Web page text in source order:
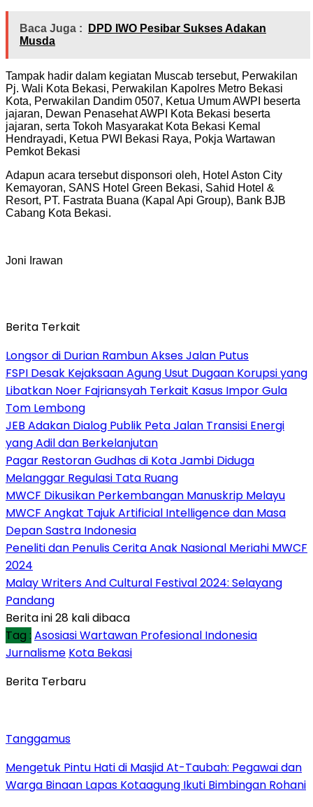
Baca Juga :
DPD IWO Pesibar Sukses Adakan
Musda
Tampak hadir dalam kegiatan Muscab tersebut, Perwakilan
Pj. Wali Kota Bekasi, Perwakilan Kapolres Metro Bekasi
Kota, Perwakilan Dandim 0507, Ketua Umum AWPI beserta
jajaran, Dewan Penasehat AWPI Kota Bekasi beserta
jajaran, serta Tokoh Masyarakat Kota Bekasi Kemal
Hendrayadi, Ketua PWI Bekasi Raya, Pokja Wartawan
Pemkot Bekasi
Adapun acara tersebut disponsori oleh, Hotel Aston City
Kemayoran, SANS Hotel Green Bekasi, Sahid Hotel &
Resort, PT. Fastrata Buana (Kapal Api Group), Bank BJB
Cabang Kota Bekasi.
Joni Irawan
Berita Terkait
Longsor di Durian Rambun Akses Jalan Putus
FSPI Desak Kejaksaan Agung Usut Dugaan Korupsi yang
Libatkan Noer Fajriansyah Terkait Kasus Impor Gula
Tom Lembong
JEB Adakan Dialog Publik Peta Jalan Transisi Energi
yang Adil dan Berkelanjutan
Pagar Restoran Gudhas di Kota Jambi Diduga
Melanggar Regulasi Tata Ruang
MWCF Dikusikan Perkembangan Manuskrip Melayu
MWCF Angkat Tajuk Artificial Intelligence dan Masa
Depan Sastra Indonesia
Peneliti dan Penulis Cerita Anak Nasional Meriahi MWCF
2024
Malay Writers And Cultural Festival 2024: Selayang
Pandang
Berita ini 28 kali dibaca
Tag : Asosiasi Wartawan Profesional Indonesia
Jurnalisme Kota Bekasi
Berita Terbaru
Tanggamus
Mengetuk Pintu Hati di Masjid At-Taubah: Pegawai dan
Warga Binaan Lapas Kotaagung Ikuti Bimbingan Rohani